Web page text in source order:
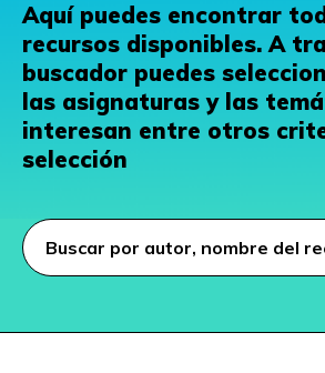
Aquí puedes encontrar
recursos disponibles. A
buscador puedes
las asignaturas y las
interesan entre otros
selección